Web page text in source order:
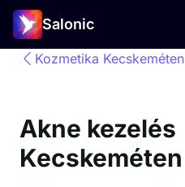
Salonic
Kozmetika Kecskeméten
Akne kezelés
Kecskeméten